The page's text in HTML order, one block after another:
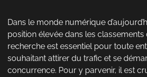
Dans le monde numérique
position élevée dans les
recherche est essentiel pour toute
souhaitant attirer du trafic et se
concurrence. Pour y parvenir, il est